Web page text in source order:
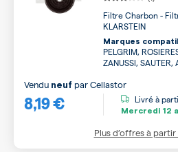
Filtre Charbon -
KLARSTEIN
Marques
PELGRIM,
ZANUSSI, SAUTER,
8,19 €
Vendu neuf parCellastor
Livré à
Mercredi 12
Plus d’offres à